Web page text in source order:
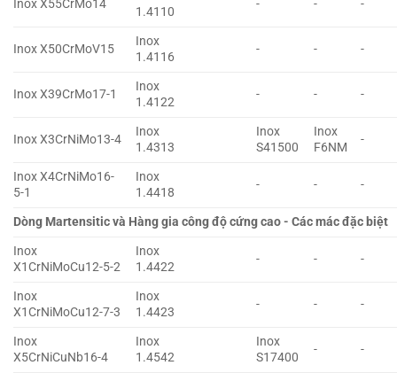
Inox X55CrMo14
1.4110
- - -
Inox X50CrMoV15
Inox
1.4116
- - -
Inox X39CrMo17-1
Inox
1.4122
- - -
Inox X3CrNiMo13-4
Inox
1.4313
Inox
S41500
Inox
F6NM
-
Inox X4CrNiMo16-
5-1
Inox
1.4418
- - -
Dòng Martensitic và Hàng gia công độ cứng cao - Các mác đặc biệt
Inox
X1CrNiMoCu12-5-2
Inox
1.4422
- - -
Inox
X1CrNiMoCu12-7-3
Inox
1.4423
- - -
Inox
X5CrNiCuNb16-4
Inox
1.4542
Inox
S17400
- -